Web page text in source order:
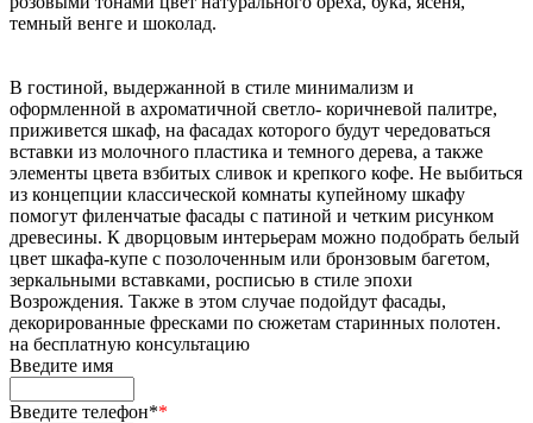
темный венге и шоколад.
В гостиной, выдержанной в стиле минимализм и
оформленной в ахроматичной светло- коричневой палитре,
приживется шкаф, на фасадах которого будут чередоваться
вставки из молочного пластика и темного дерева, а также
элементы цвета взбитых сливок и крепкого кофе. Не выбиться
из концепции классической комнаты купейному шкафу
помогут филенчатые фасады с патиной и четким рисунком
древесины. К дворцовым интерьерам можно подобрать белый
цвет шкафа-купе с позолоченным или бронзовым багетом,
зеркальными вставками, росписью в стиле эпохи
Возрождения. Также в этом случае подойдут фасады,
декорированные фресками по сюжетам старинных полотен.
на бесплатную консультацию
Введите имя
Введите телефон**